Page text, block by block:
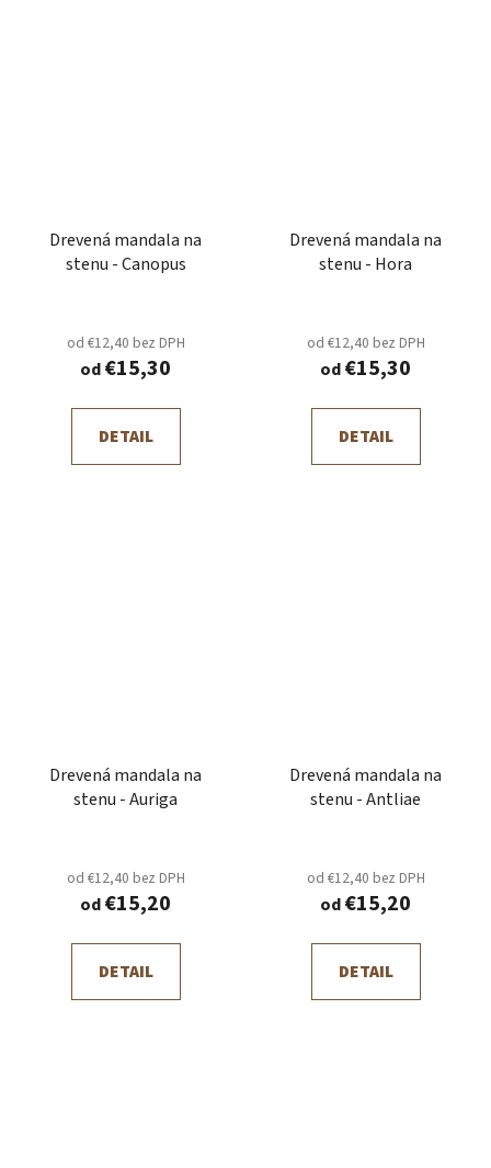
Drevená mandala na
stenu - Canopus
od €12,40 bez DPH
od€15,30
DETAIL
Drevená mandala na
stenu - Hora
od €12,40 bez DPH
od€15,30
DETAIL
Drevená mandala na
stenu - Auriga
od €12,40 bez DPH
od€15,20
DETAIL
Drevená mandala na
stenu - Antliae
od €12,40 bez DPH
od€15,20
DETAIL